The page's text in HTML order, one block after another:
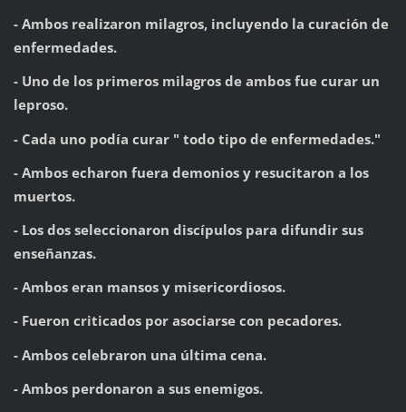
- Ambos realizaron milagros, incluyendo la curación de
enfermedades.
- Uno de los primeros milagros de ambos fue curar un
leproso.
- Cada uno podía curar " todo tipo de enfermedades."
- Ambos echaron fuera demonios y resucitaron a los
muertos.
- Los dos seleccionaron discípulos para difundir sus
enseñanzas.
- Ambos eran mansos y misericordiosos.
- Fueron criticados por asociarse con pecadores.
- Ambos celebraron una última cena.
- Ambos perdonaron a sus enemigos.